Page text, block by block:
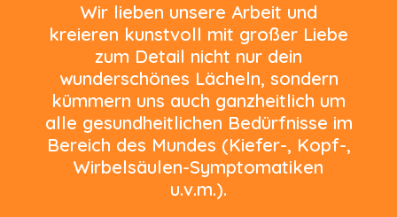
Wir lieben unsere Arbeit und
kreieren kunstvoll mit großer Liebe
zum Detail nicht nur dein
wunderschönes Lächeln, sondern
kümmern uns auch ganzheitlich um
alle gesundheitlichen Bedürfnisse im
Bereich des Mundes (Kiefer-, Kopf-,
Wirbelsäulen-Symptomatiken
u.v.m.).